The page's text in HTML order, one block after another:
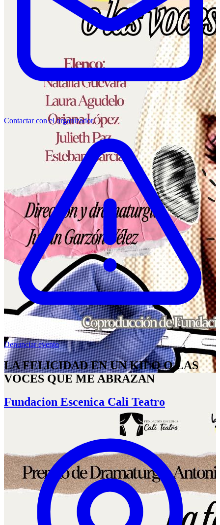
Contactar con el organizador
Denunciar evento
LA FELICIDAD EN UN KILO O LAS
VOCES QUE ME ABRAZAN
Fundacion Escenica Cali Teatro